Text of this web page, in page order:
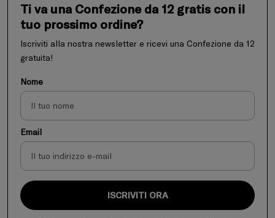
Ti va una Confezione da 12 gratis con il
tuo prossimo ordine?
Iscriviti alla nostra newsletter e ricevi una Confezione da 12
gratuita!
Nome
Email
ISCRIVITI ORA